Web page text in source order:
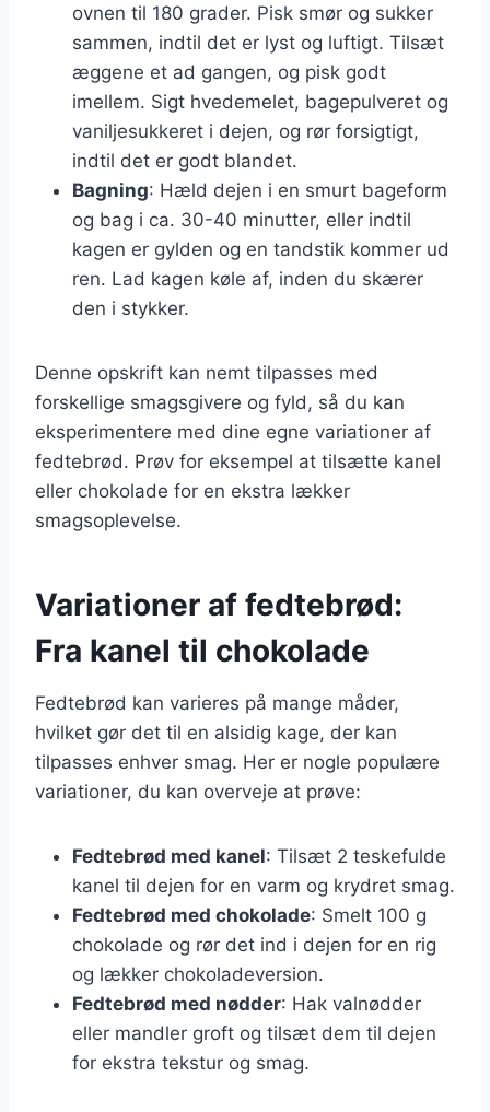
ovnen til 180 grader. Pisk smør og sukker
sammen, indtil det er lyst og luftigt. Tilsæt
æggene et ad gangen, og pisk godt
imellem. Sigt hvedemelet, bagepulveret og
vaniljesukkeret i dejen, og rør forsigtigt,
indtil det er godt blandet.
Bagning: Hæld dejen i en smurt bageform
og bag i ca. 30-40 minutter, eller indtil
kagen er gylden og en tandstik kommer ud
ren. Lad kagen køle af, inden du skærer
den i stykker.
Denne opskrift kan nemt tilpasses med
forskellige smagsgivere og fyld, så du kan
eksperimentere med dine egne variationer af
fedtebrød. Prøv for eksempel at tilsætte kanel
eller chokolade for en ekstra lækker
smagsoplevelse.
Variationer af fedtebrød:
Fra kanel til chokolade
Fedtebrød kan varieres på mange måder,
hvilket gør det til en alsidig kage, der kan
tilpasses enhver smag. Her er nogle populære
variationer, du kan overveje at prøve:
Fedtebrød med kanel: Tilsæt 2 teskefulde
kanel til dejen for en varm og krydret smag.
Fedtebrød med chokolade: Smelt 100 g
chokolade og rør det ind i dejen for en rig
og lækker chokoladeversion.
Fedtebrød med nødder: Hak valnødder
eller mandler groft og tilsæt dem til dejen
for ekstra tekstur og smag.